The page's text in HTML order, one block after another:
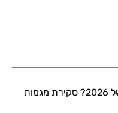
למה בטומי היא יעד ההשקעה החם של 2026? סקירת מגמות